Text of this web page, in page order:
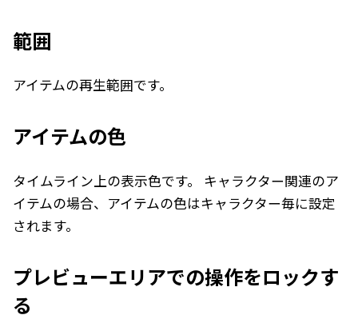
範囲
アイテムの再生範囲です。
アイテムの色
タイムライン上の表示色です。 キャラクター関連のア
イテムの場合、アイテムの色はキャラクター毎に設定
されます。
プレビューエリアでの操作をロックす
る